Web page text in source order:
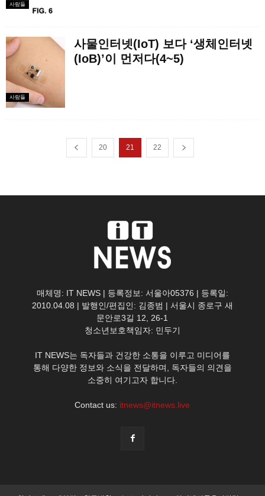
사람들
사람들
사물인터넷(IoT) 보다 ‘생체인터넷
(IoB)’이 먼저다(4~5)
20 21 22
매체명: IT NEWS | 등록정보: 서울아05376 | 등록일:
2010.04.08 | 발행인/편집인: 김종범 | 서울시 종로구 새
문안로3길 12, 26-1
청소년보호책임자: 민두기
IT NEWS는 독자들과 건강한 소통을 이루고 미디어를
통해 다양한 정보와 소식을 전달하며, 독자들의 의견을
소중히 여기고자 합니다.
Contact us: itnews@itnews.live